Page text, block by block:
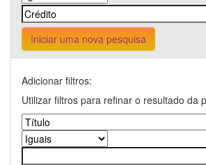
Iniciar uma nova pesquisa
Adicionar filtros:
Utilizar filtros para refinar o resultado da